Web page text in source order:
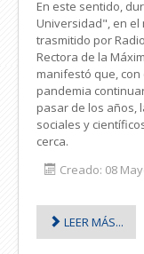
En este sentido,
Universidad", en
trasmitido por
Rectora de la
manifestó que, con
pandemia
pasar de los años,
sociales y
cerca.
Creado: 08
LEER MÁS...